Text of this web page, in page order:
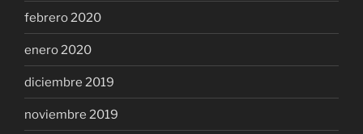
febrero 2020
enero 2020
diciembre 2019
noviembre 2019